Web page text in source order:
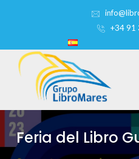
+34 91
Feria del Libro